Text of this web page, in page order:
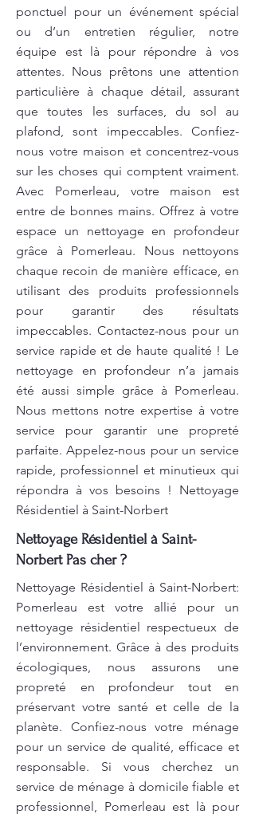
ponctuel pour un événement spécial
ou d’un entretien régulier, notre
équipe est là pour répondre à vos
attentes. Nous prêtons une attention
particulière à chaque détail, assurant
que toutes les surfaces, du sol au
plafond, sont impeccables. Confiez-
nous votre maison et concentrez-vous
sur les choses qui comptent vraiment.
Avec Pomerleau, votre maison est
entre de bonnes mains. Offrez à votre
espace un nettoyage en profondeur
grâce à Pomerleau. Nous nettoyons
chaque recoin de manière efficace, en
utilisant des produits professionnels
pour garantir des résultats
impeccables. Contactez-nous pour un
service rapide et de haute qualité ! Le
nettoyage en profondeur n’a jamais
été aussi simple grâce à Pomerleau.
Nous mettons notre expertise à votre
service pour garantir une propreté
parfaite. Appelez-nous pour un service
rapide, professionnel et minutieux qui
répondra à vos besoins ! Nettoyage
Résidentiel à Saint-Norbert
Nettoyage Résidentiel à Saint-
Norbert Pas cher ?
Nettoyage Résidentiel à Saint-Norbert:
Pomerleau est votre allié pour un
nettoyage résidentiel respectueux de
l’environnement. Grâce à des produits
écologiques, nous assurons une
propreté en profondeur tout en
préservant votre santé et celle de la
planète. Confiez-nous votre ménage
pour un service de qualité, efficace et
responsable. Si vous cherchez un
service de ménage à domicile fiable et
professionnel, Pomerleau est là pour